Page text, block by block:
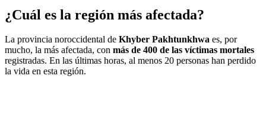
¿Cuál es la región más afectada?
La provincia noroccidental de Khyber Pakhtunkhwa es, por
mucho, la más afectada, con más de 400 de las víctimas mortales
registradas. En las últimas horas, al menos 20 personas han perdido
la vida en esta región.